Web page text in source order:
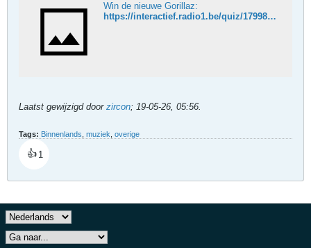
Win de nieuwe Gorillaz:
https://interactief.radio1.be/quiz/1799894_213/Win-de-nieuwe-Aldous-Harding.html
Laatst gewijzigd door zircon; 19-05-26, 05:56.
Tags: Binnenlands muziek overige
👍 1